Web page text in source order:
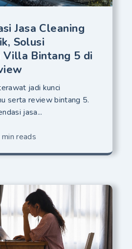
Jasa Cleaning
Solusi
Villa Bintang 5 di
jadi kunci
serta review bintang 5.
jasa...
reads